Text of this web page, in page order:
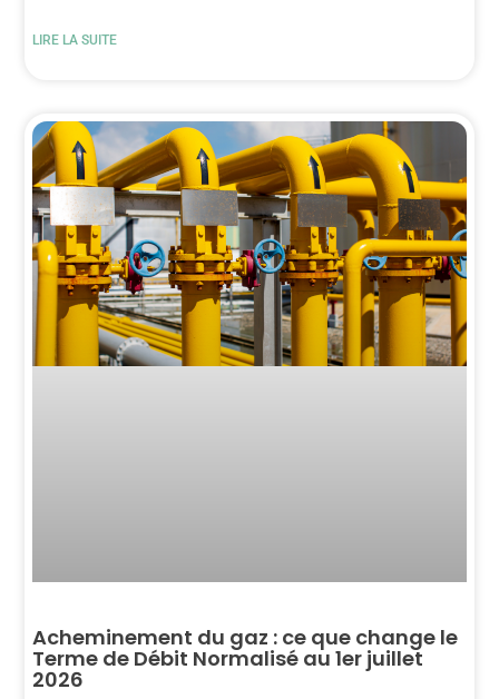
LIRE LA SUITE
Acheminement du gaz : ce que change le
Terme de Débit Normalisé au 1er juillet
2026